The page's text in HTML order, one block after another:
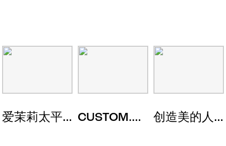
爱茉莉太平洋，在Decentraland公开
CUSTOM.ME推出一对一定